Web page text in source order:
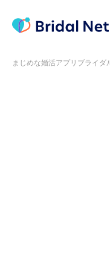
まじめな婚活アプリブライダ